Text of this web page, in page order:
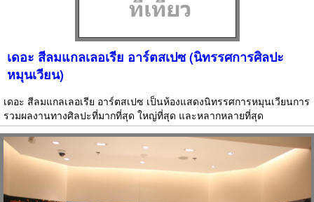
เดอะ สีลมแกลเลอเรีย อาร์ตสเปซ (นิทรรศการศิลปะ
หมุนเวียน)
เดอะ สีลมแกลเลอเรีย อาร์ตสเปซ เป็นห้องแสดงนิทรรศการหมุนเวียนการ
รวมผลงานทางศิลปะที่มากที่สุด ใหญ่ที่สุด และหลากหลายที่สุด